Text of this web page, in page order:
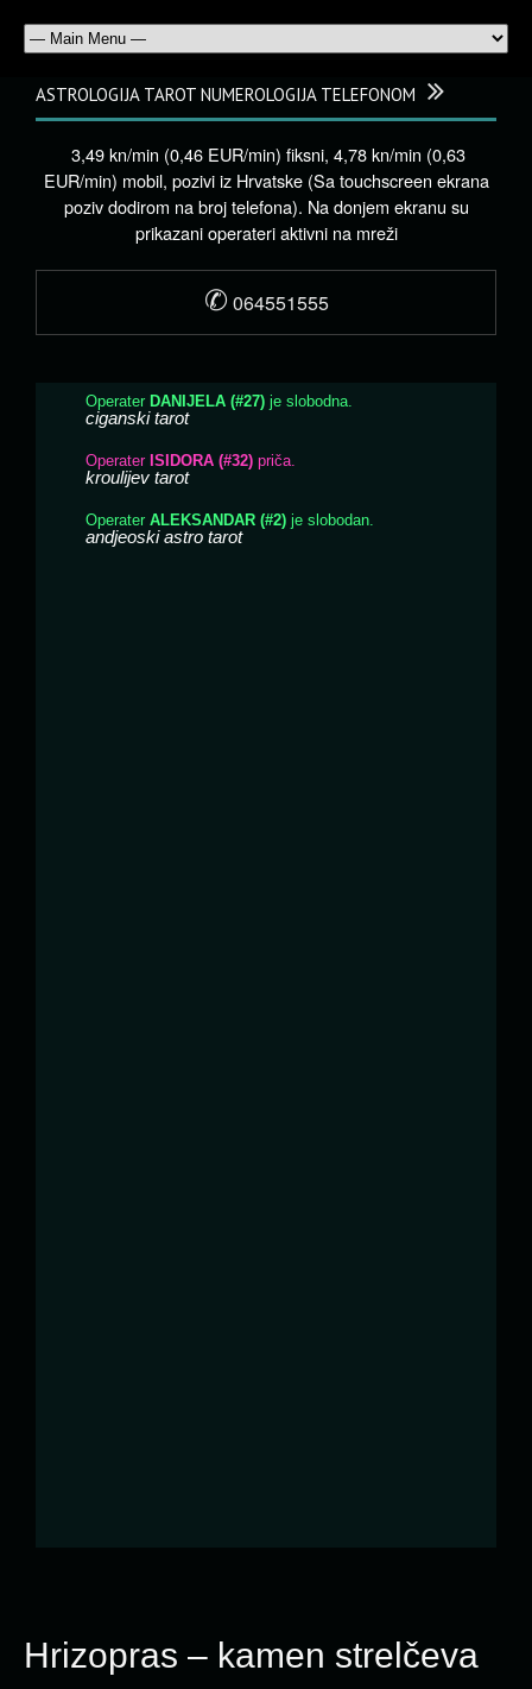
Hrizopras – kamen strelčeva
ASTROLOGIJA TAROT NUMEROLOGIJA TELEFONOM
3,49 kn/min (0,46 EUR/min) fiksni, 4,78 kn/min (0,63
EUR/min) mobil, pozivi iz Hrvatske (Sa touchscreen ekrana
poziv dodirom na broj telefona). Na donjem ekranu su
prikazani operateri aktivni na mreži
✆ 064551555